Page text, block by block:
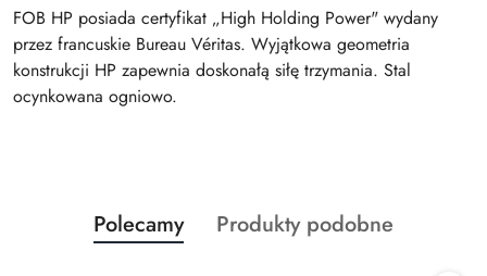
FOB HP posiada certyfikat „High Holding Power" wydany
przez francuskie Bureau Véritas. Wyjątkowa geometria
konstrukcji HP zapewnia doskonałą siłę trzymania. Stal
ocynkowana ogniowo.
Pomiń karuzelę produktów
Produkty
o
Polecamy
Produkty
Produkty podobne